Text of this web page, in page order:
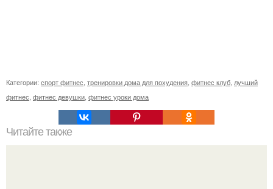
Категории: спорт фитнес тренировки дома для похудения фитнес клуб лучший
фитнес фитнес девушки фитнес уроки дома
Читайте также